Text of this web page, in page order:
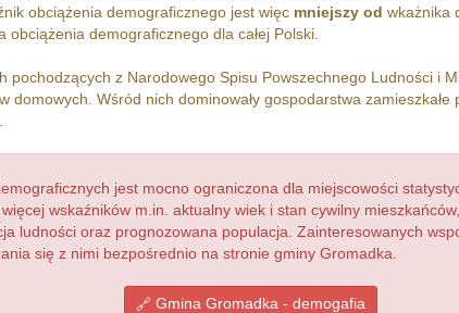
obciążenia demograficznego jest więc mniejszy od wkażnika
obciążenia demograficznego dla całej Polski.
pochodzących z Narodowego Spisu Powszechnego Ludności i
domowych. Wśród nich dominowały gospodarstwa zamieszkałe
jest mocno ograniczona dla miejscowości
wskaźników m.in. aktualny wiek i stan cywilny
ludności oraz prognozowana populacja. Zainteresowanych
się z nimi bezpośrednio na stronie gminy Gromadka.
Gmina Gromadka - demogafia